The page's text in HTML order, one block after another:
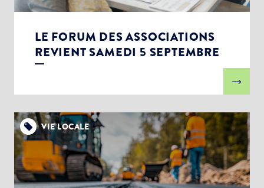
LE FORUM DES ASSOCIATIONS
REVIENT SAMEDI 5 SEPTEMBRE
VIE LOCALE